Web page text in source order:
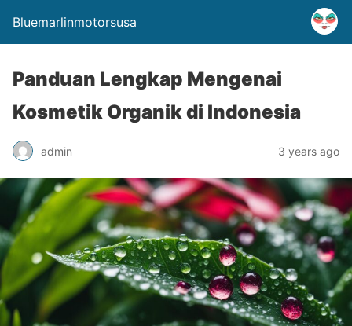
Bluemarlinmotorsusa
Panduan Lengkap Mengenai
Kosmetik Organik di Indonesia
admin 3 years ago